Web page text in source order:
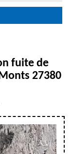
fuite de
27380